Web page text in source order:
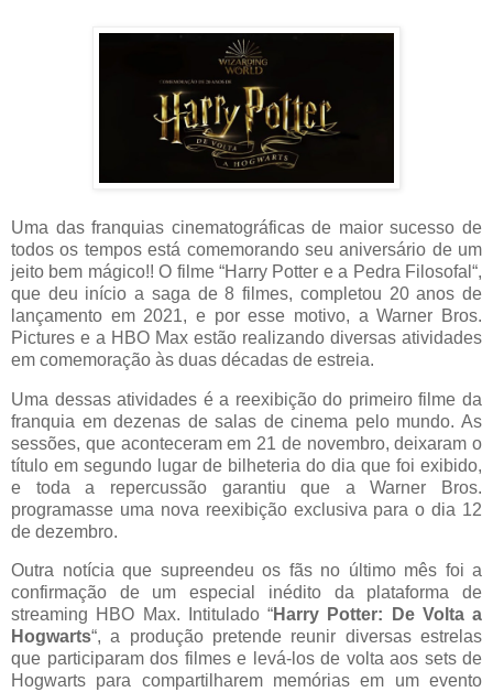
Uma das franquias cinematográficas de maior sucesso de
todos os tempos está comemorando seu aniversário de um
jeito bem mágico!! O filme “Harry Potter e a Pedra Filosofal“,
que deu início a saga de 8 filmes, completou 20 anos de
lançamento em 2021, e por esse motivo, a Warner Bros.
Pictures e a HBO Max estão realizando diversas atividades
em comemoração às duas décadas de estreia.
Uma dessas atividades é a reexibição do primeiro filme da
franquia em dezenas de salas de cinema pelo mundo. As
sessões, que aconteceram em 21 de novembro, deixaram o
título em segundo lugar de bilheteria do dia que foi exibido,
e toda a repercussão garantiu que a Warner Bros.
programasse uma nova reexibição exclusiva para o dia 12
de dezembro.
Outra notícia que supreendeu os fãs no último mês foi a
confirmação de um especial inédito da plataforma de
streaming HBO Max. Intitulado “Harry Potter: De Volta a
Hogwarts“, a produção pretende reunir diversas estrelas
que participaram dos filmes e levá-los de volta aos sets de
Hogwarts para compartilharem memórias em um evento